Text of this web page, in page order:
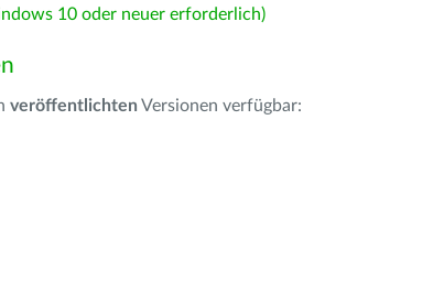
10 oder neuer erforderlich)
veröffentlichten Versionen verfügbar: